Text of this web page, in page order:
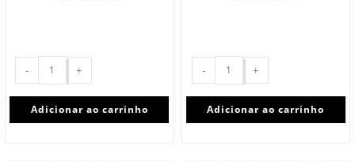
- +
Adicionar ao carrinho
- +
Adicionar ao carrinho